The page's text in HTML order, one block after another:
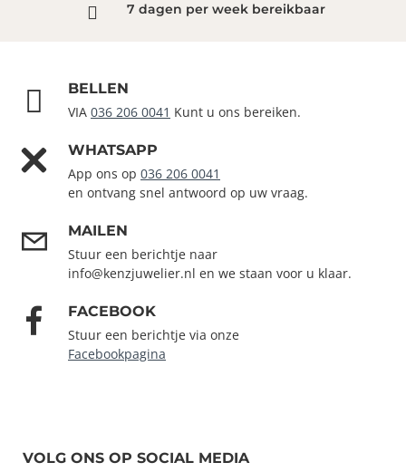
7 dagen per week bereikbaar
BELLEN
VIA 036 206 0041 Kunt u ons bereiken.
WHATSAPP
App ons op 036 206 0041
en ontvang snel antwoord op uw vraag.
MAILEN
Stuur een berichtje naar
info@kenzjuwelier.nl en we staan voor u klaar.
FACEBOOK
Stuur een berichtje via onze
Facebookpagina
VOLG ONS OP SOCIAL MEDIA